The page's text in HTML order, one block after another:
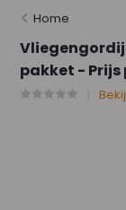
Home
pakket - Prijs